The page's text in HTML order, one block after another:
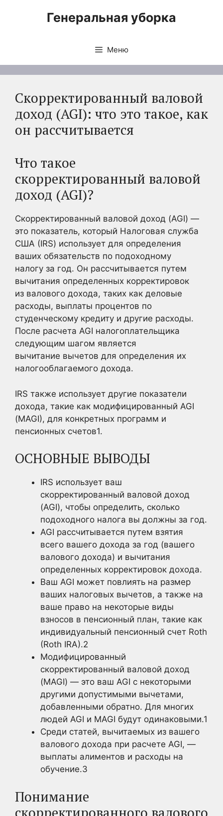
Генеральная уборка
Меню
Скорректированный валовой
доход (AGI): что это такое, как
он рассчитывается
Что такое
скорректированный валовой
доход (AGI)?
Скорректированный валовой доход (AGI) —
это показатель, который Налоговая служба
США (IRS) использует для определения
ваших обязательств по подоходному
налогу за год. Он рассчитывается путем
вычитания определенных корректировок
из валового дохода, таких как деловые
расходы, выплаты процентов по
студенческому кредиту и другие расходы.
После расчета AGI налогоплательщика
следующим шагом является
вычитание вычетов для определения их
налогооблагаемого дохода.
IRS также использует другие показатели
дохода, такие как модифицированный AGI
(MAGI), для конкретных программ и
пенсионных счетов1.
ОСНОВНЫЕ ВЫВОДЫ
IRS использует ваш
скорректированный валовой доход
(AGI), чтобы определить, сколько
подоходного налога вы должны за год.
AGI рассчитывается путем взятия
всего вашего дохода за год (вашего
валового дохода) и вычитания
определенных корректировок дохода.
Ваш AGI может повлиять на размер
ваших налоговых вычетов, а также на
ваше право на некоторые виды
взносов в пенсионный план, такие как
индивидуальный пенсионный счет Roth
(Roth IRA).2
Модифицированный
скорректированный валовой доход
(MAGI) — это ваш AGI с некоторыми
другими допустимыми вычетами,
добавленными обратно. Для многих
людей AGI и MAGI будут одинаковыми.1
Среди статей, вычитаемых из вашего
валового дохода при расчете AGI, —
выплаты алиментов и расходы на
обучение.3
Понимание
скорректированного валового